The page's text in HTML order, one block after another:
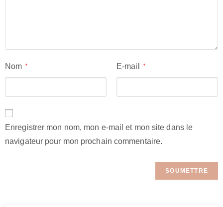
Nom * E-mail *
Enregistrer mon nom, mon e-mail et mon site dans le
navigateur pour mon prochain commentaire.